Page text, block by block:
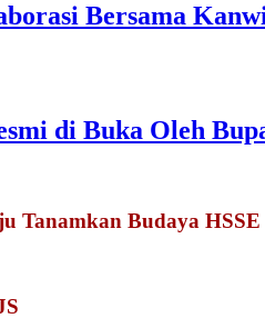
Bersama
di Buka Oleh
Tanamkan Budaya